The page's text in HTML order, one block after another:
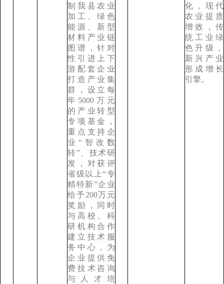
制我县农业
加工、绿色
能源、新型
材料产业链
图谱，针对
性引进上下
游配套企业
打造产业集
群，设立每
年5000万元
的产业转型
专项基金，
重点支持企
业“智改数
转”、技术研
发，对获评
省级以上“专
精特新”企业
给予200万元
奖励，同时
与高校、科
研机构合作
建立技术服
务中心，为
企业提供免
费技术咨询
与人才培
化，现代
农业提质
增效，传
统工业绿
色升级，
新兴产业
形成增长
引擎。